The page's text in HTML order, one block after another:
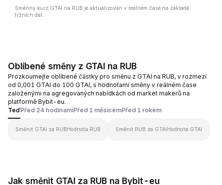
Směnný kurz GTAI na RUB je aktualizován v reálném čase na základě
tržních dat.
Oblíbené směny z GTAI na RUB
Prozkoumejte oblíbené částky pro směnu z GTAI na RUB, v rozmezí
od 0,001 GTAI do 100 GTAI, s hodnotami směny v reálném čase
založenými na agregovaných nabídkách od market makerů na
platformě Bybit-eu.
TeďPřed 24 hodinamiPřed 1 měsícemPřed 1 rokem
Směnit GTAI za RUBHodnota RUB Směnit RUB za GTAIHodnota GTAI
Jak směnit GTAI za RUB na Bybit-eu